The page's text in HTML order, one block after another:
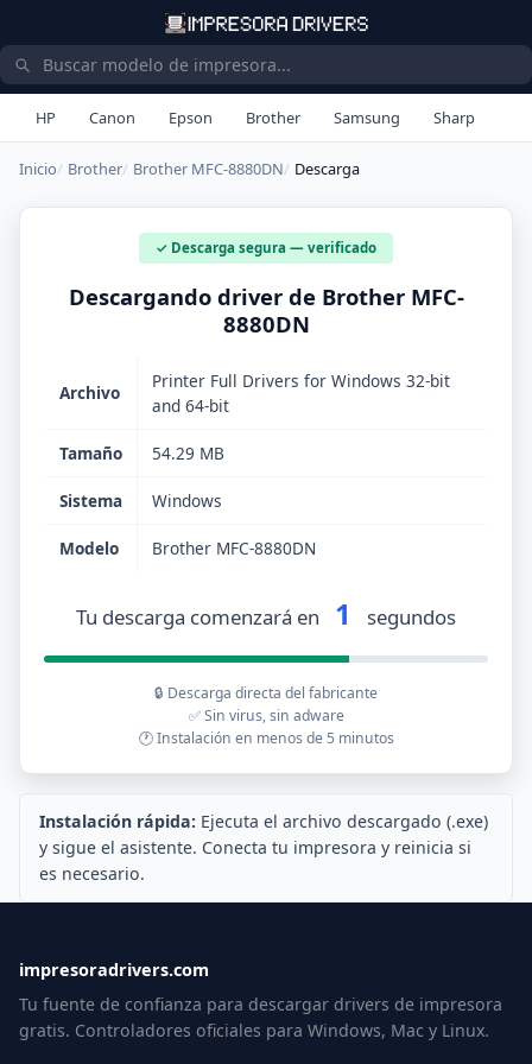
HP Canon Epson Brother Samsung Sharp
Inicio Brother Brother MFC-8880DN Descarga
✓ Descarga segura — verificado
Descargando driver de Brother MFC-
8880DN
Archivo
Printer Full Drivers for Windows 32-bit
and 64-bit
Tamaño 54.29 MB
Sistema Windows
Modelo Brother MFC-8880DN
Tu descarga comenzará en 1 segundos
🔒 Descarga directa del fabricante
✅ Sin virus, sin adware
🕐 Instalación en menos de 5 minutos
Instalación rápida: Ejecuta el archivo descargado (.exe)
y sigue el asistente. Conecta tu impresora y reinicia si
es necesario.
impresoradrivers.com
Tu fuente de confianza para descargar drivers de impresora
gratis. Controladores oficiales para Windows, Mac y Linux.